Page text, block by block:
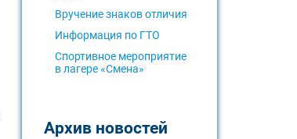
Вручение знаков отличия
Информация по ГТО
Спортивное мероприятие
в лагере «Смена»
Архив новостей